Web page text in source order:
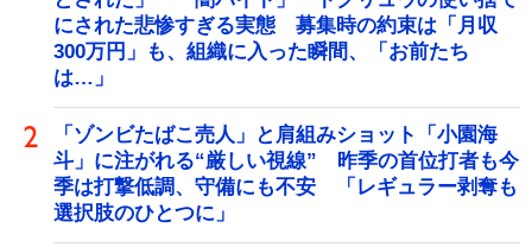
にされた悲惨すぎる実態 募集時の約束は「月収
300万円」も、組織に入った瞬間、「お前たち
は…」
「ゾンビたばこ売人」と肩組みショット「小園海
斗」に注がれる“厳しい視線” 昨季の首位打者も今
季は打撃低調、守備にも不安 「レギュラー剥奪も
選択肢のひとつに」